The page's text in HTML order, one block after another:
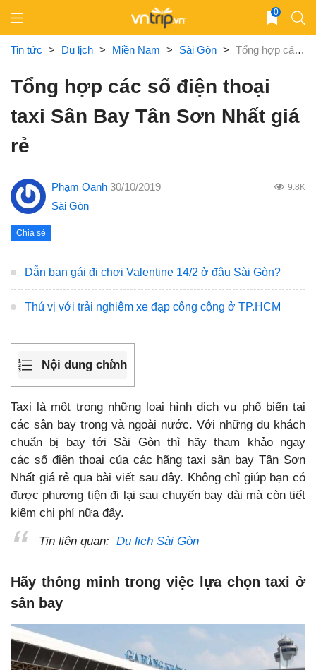
content
0
Tin tức > Du lịch > Miền Nam > Sài Gòn > Tổng hợp các số điện thoại taxi Sân Bay Tân Sơn Nhất giá rẻ
Tổng hợp các số điện thoại
taxi Sân Bay Tân Sơn Nhất giá
rẻ
Phạm Oanh 30/10/2019 9.8K
Sài Gòn
Chia sẻ
Dẫn bạn gái đi chơi Valentine 14/2 ở đâu Sài Gòn?
Thú vị với trải nghiệm xe đạp công cộng ở TP.HCM
Nội dung chính
Taxi là một trong những loại hình dịch vụ phổ biến tại
các sân bay trong và ngoài nước. Với những du khách
chuẩn bị bay tới Sài Gòn thì hãy tham khảo ngay
các số điện thoại của các hãng taxi sân bay Tân Sơn
Nhất giá rẻ qua bài viết sau đây. Không chỉ giúp bạn có
được phương tiện đi lại sau chuyến bay dài mà còn tiết
kiệm chi phí nữa đấy.
Tin liên quan: Du lịch Sài Gòn
Hãy thông minh trong việc lựa chọn taxi ở
sân bay